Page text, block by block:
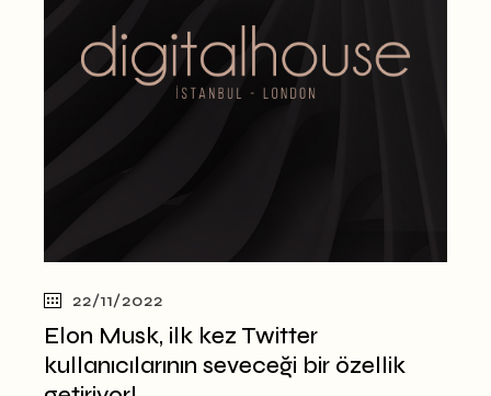
22/11/2022
Elon Musk, ilk kez Twitter
kullanıcılarının seveceği bir özellik